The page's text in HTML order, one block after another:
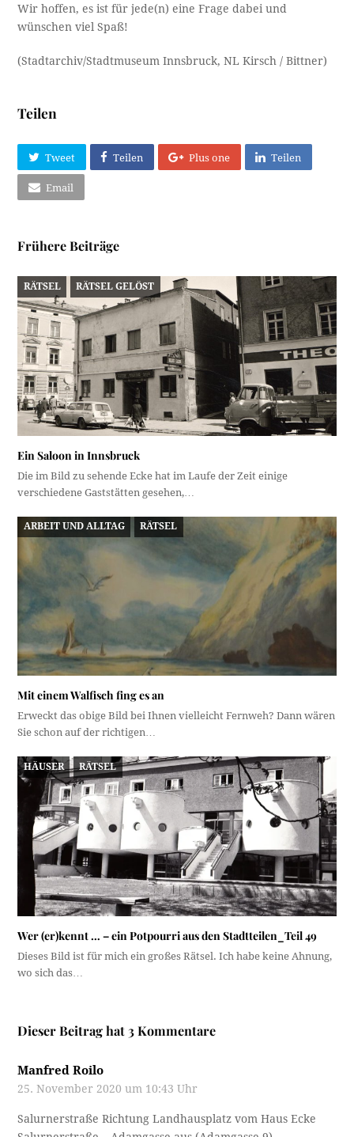
Wir hoffen, es ist für jede(n) eine Frage dabei und
wünschen viel Spaß!
(Stadtarchiv/Stadtmuseum Innsbruck, NL Kirsch / Bittner)
Teilen
Tweet Teilen Plus one Teilen
Email
Frühere Beiträge
RÄTSEL RÄTSEL GELÖST
Ein Saloon in Innsbruck
Die im Bild zu sehende Ecke hat im Laufe der Zeit einige
verschiedene Gaststätten gesehen,…
ARBEIT UND ALLTAG RÄTSEL
Mit einem Walfisch fing es an
Erweckt das obige Bild bei Ihnen vielleicht Fernweh? Dann wären
Sie schon auf der richtigen…
HÄUSER RÄTSEL
Wer (er)kennt … – ein Potpourri aus den Stadtteilen_Teil 49
Dieses Bild ist für mich ein großes Rätsel. Ich habe keine Ahnung,
wo sich das…
Dieser Beitrag hat 3 Kommentare
Manfred Roilo
25. November 2020 um 10:43 Uhr
Salurnerstraße Richtung Landhausplatz vom Haus Ecke